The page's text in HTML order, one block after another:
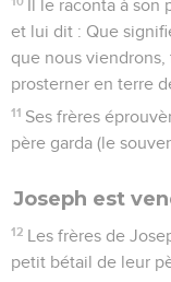
Il le raconta à son
et lui dit : Que
que nous viendrons,
prosterner en terre
11 Ses frères
père garda (le
Joseph est
12 Les frères de
petit bétail de leur